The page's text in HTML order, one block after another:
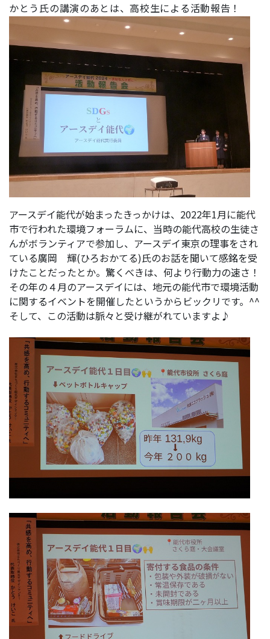
かとう氏の講演のあとは、高校生による活動報告！
アースデイ能代が始まったきっかけは、2022年1月に能代
市で行われた環境フォーラムに、当時の能代高校の生徒さ
んがボランティアで参加し、アースデイ東京の理事をされ
ている廣岡 輝(ひろおかてる)氏のお話を聞いて感銘を受
けたことだったとか。驚くべきは、何より行動力の速さ！
その年の４月のアースデイには、地元の能代市で環境活動
に関するイベントを開催したというからビックリです。^^
そして、この活動は脈々と受け継がれていますよ♪